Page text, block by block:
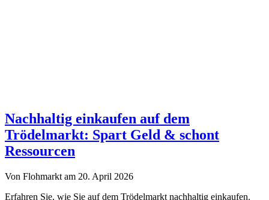
Nachhaltig einkaufen auf dem
Trödelmarkt: Spart Geld & schont
Ressourcen
Von Flohmarkt am 20. April 2026
Erfahren Sie, wie Sie auf dem Trödelmarkt nachhaltig einkaufen.